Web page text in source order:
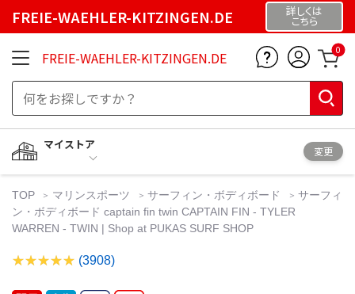
FREIE-WAEHLER-KITZINGEN.DE 詳しくは
こちら
FREIE-WAEHLER-KITZINGEN.DE 0
マイストア
変更
TOP マリンスポーツ サーフィン・ボディボード
サーフィ
ン・ボディボード captain fin twin CAPTAIN FIN - TYLER
WARREN - TWIN | Shop at PUKAS SURF SHOP
(3908)